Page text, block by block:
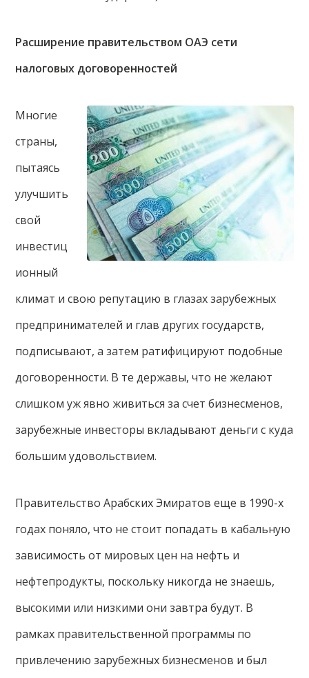
Расширение правительством ОАЭ сети
налоговых договоренностей
Многие
страны,
пытаясь
улучшить
свой
инвестиц
ионный
климат и свою репутацию в глазах зарубежных
предпринимателей и глав других государств,
подписывают, а затем ратифицируют подобные
договоренности. В те державы, что не желают
слишком уж явно живиться за счет бизнесменов,
зарубежные инвесторы вкладывают деньги с куда
большим удовольствием.
Правительство Арабских Эмиратов еще в 1990-х
годах поняло, что не стоит попадать в кабальную
зависимость от мировых цен на нефть и
нефтепродукты, поскольку никогда не знаешь,
высокими или низкими они завтра будут. В
рамках правительственной программы по
привлечению зарубежных бизнесменов и был